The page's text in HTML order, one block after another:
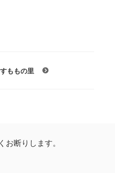
すももの里
断りします。